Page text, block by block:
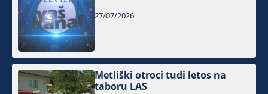
27/07/2026
Metliški otroci tudi letos na
taboru LAS